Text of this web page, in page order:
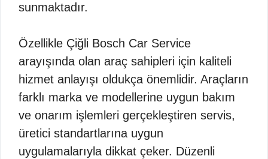
sunmaktadır.
Özellikle Çiğli Bosch Car Service
arayışında olan araç sahipleri için kaliteli
hizmet anlayışı oldukça önemlidir. Araçların
farklı marka ve modellerine uygun bakım
ve onarım işlemleri gerçekleştiren servis,
üretici standartlarına uygun
uygulamalarıyla dikkat çeker. Düzenli